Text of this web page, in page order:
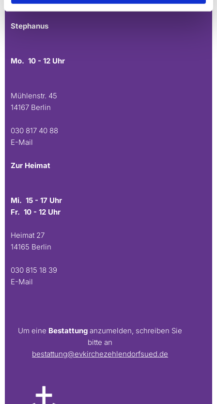
E-Mail
Stephanus
Mo. 10 - 12 Uhr
Mühlenstr. 45
14167 Berlin
030 817 40 88
E-Mail
Zur Heimat
Mi. 15 - 17 Uhr
Fr. 10 - 12 Uhr
Heimat 27
14165 Berlin
030 815 18 39
E-Mail
Um eine Bestattung anzumelden, schreiben Sie
bitte an
bestattung@evkirchezehlendorfsued.de